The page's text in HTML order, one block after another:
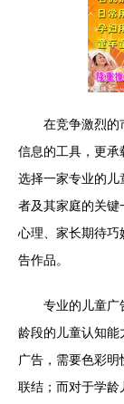
在竞争激烈的
信息的工具，更承
选择一家专业的儿
者及其家庭的关键
心理、家长期待巧
告作品。
专业的儿童广
龄段的儿童认知能
广告，需要色彩
联结；而对于学龄